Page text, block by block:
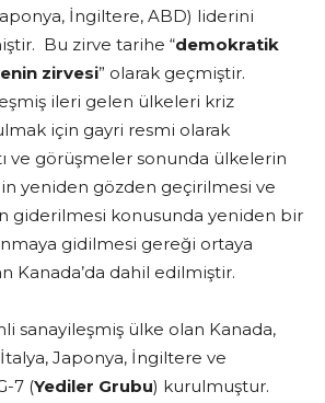
İngiltere, ABD) liderini
Bu zirve tarihe “demokratik
zirvesi” olarak geçmiştir.
ileri gelen ülkeleri kriz
için gayri resmi olarak
ve görüşmeler sonunda ülkelerin
yeniden gözden geçirilmesi ve
giderilmesi konusunda yeniden bir
gidilmesi gereği ortaya
Kanada’da dahil edilmiştir.
sanayileşmiş ülke olan Kanada,
Japonya, İngiltere ve
7 (Yediler Grubu) kurulmuştur.